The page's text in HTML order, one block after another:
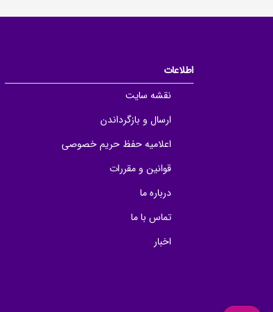
اطلاعات
نقشه سایت
ارسال و بازگرداندن
اعلامیه حفظ حریم خصوصی
قوانین و مقررات
درباره ما
تماس با ما
اخبار